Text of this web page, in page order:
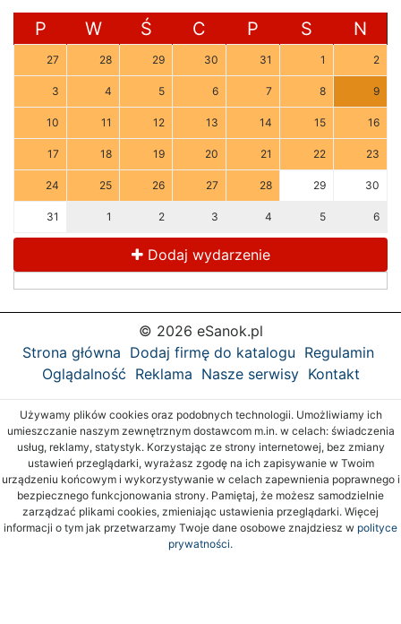
P W Ś C P S N
27 28 29 30 31 1 2
3 4 5 6 7 8 9
10 11 12 13 14 15 16
17 18 19 20 21 22 23
24 25 26 27 28 29 30
31 1 2 3 4 5 6
Dodaj wydarzenie
© 2026 eSanok.pl
Strona główna Dodaj firmę do katalogu Regulamin
Oglądalność Reklama Nasze serwisy Kontakt
Używamy plików cookies oraz podobnych technologii. Umożliwiamy ich
umieszczanie naszym zewnętrznym dostawcom m.in. w celach: świadczenia
usług, reklamy, statystyk. Korzystając ze strony internetowej, bez zmiany
ustawień przeglądarki, wyrażasz zgodę na ich zapisywanie w Twoim
urządzeniu końcowym i wykorzystywanie w celach zapewnienia poprawnego i
bezpiecznego funkcjonowania strony. Pamiętaj, że możesz samodzielnie
zarządzać plikami cookies, zmieniając ustawienia przeglądarki. Więcej
informacji o tym jak przetwarzamy Twoje dane osobowe znajdziesz w polityce
prywatności.